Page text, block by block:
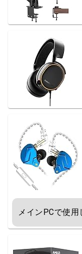
メインPCで使用